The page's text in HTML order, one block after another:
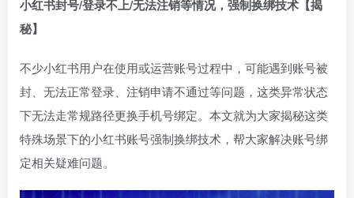
小红书封号/登录不上/无法注销等情况，强制换绑技术【揭
秘】
不少小红书用户在使用或运营账号过程中，可能遇到账号被
封、无法正常登录、注销申请不通过等问题，这类异常状态
下无法走常规路径更换手机号绑定。本文就为大家揭秘这类
特殊场景下的小红书账号强制换绑技术，帮大家解决账号绑
定相关疑难问题。